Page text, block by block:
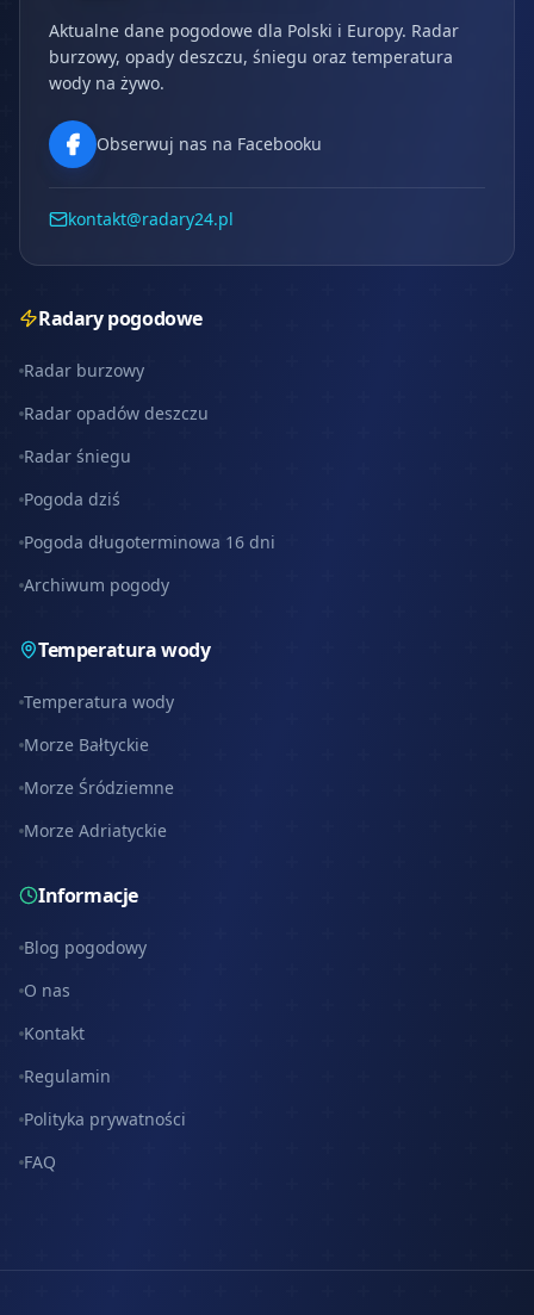
Aktualne dane pogodowe dla Polski i Europy. Radar
burzowy, opady deszczu, śniegu oraz temperatura
wody na żywo.
Obserwuj nas na Facebooku
kontakt@radary24.pl
Radary pogodowe
Radar burzowy
Radar opadów deszczu
Radar śniegu
Pogoda dziś
Pogoda długoterminowa 16 dni
Archiwum pogody
Temperatura wody
Temperatura wody
Morze Bałtyckie
Morze Śródziemne
Morze Adriatyckie
Informacje
Blog pogodowy
O nas
Kontakt
Regulamin
Polityka prywatności
FAQ